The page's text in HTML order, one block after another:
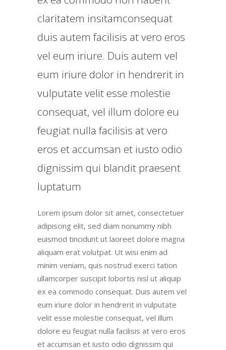
claritatem insitamconsequat
duis autem facilisis at vero eros
vel eum iriure. Duis autem vel
eum iriure dolor in hendrerit in
vulputate velit esse molestie
consequat, vel illum dolore eu
feugiat nulla facilisis at vero
eros et accumsan et iusto odio
dignissim qui blandit praesent
luptatum
Lorem ipsum dolor sit amet, consectetuer
adipiscing elit, sed diam nonummy nibh
euismod tincidunt ut laoreet dolore magna
aliquam erat volutpat. Ut wisi enim ad
minim veniam, quis nostrud exerci tation
ullamcorper suscipit lobortis nisl ut aliquip
ex ea commodo consequat. Duis autem vel
eum iriure dolor in hendrerit in vulputate
velit esse molestie consequat, vel illum
dolore eu feugiat nulla facilisis at vero eros
et accumsan et iusto odio dignissim qui